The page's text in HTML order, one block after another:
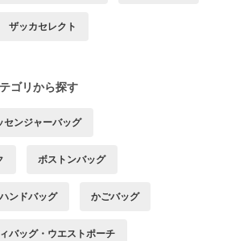
ザッカセレクト
ゴリから探す
センジャーバッグ
ボストンバッグ
ハンドバッグ かごバッグ
バッグ・ウエストポーチ